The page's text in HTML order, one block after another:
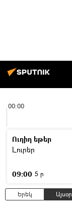
00:00
Ուղիղ եթեր
Լուրեր
09:00 5 ր
Երեկ Այսօր